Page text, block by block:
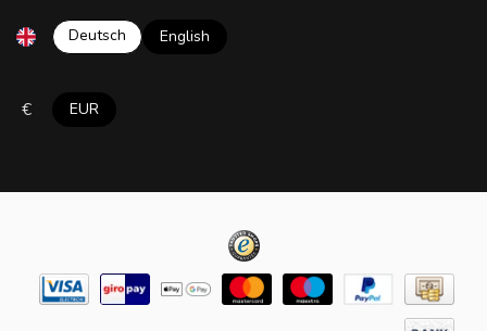
Deutsch English
€ EUR